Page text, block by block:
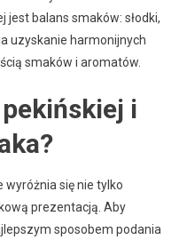
jest balans smaków: słodki,
uzyskanie harmonijnych
smaków i aromatów.
i
wyróżnia się nie tylko
prezentacją. Aby
sposobem podania